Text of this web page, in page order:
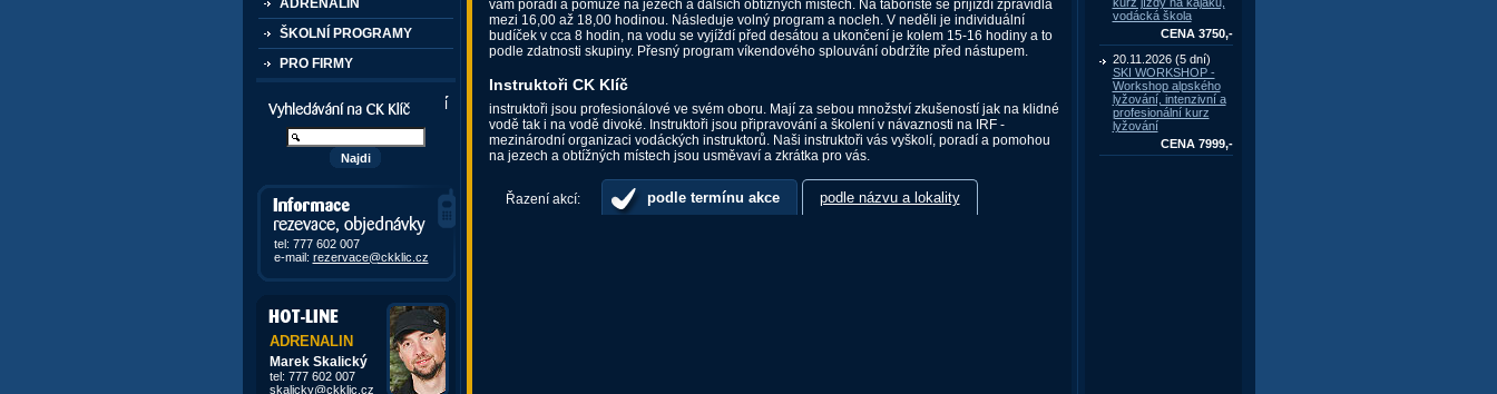
ADRENALIN
ŠKOLNÍ PROGRAMY
PRO FIRMY
Vyhledávání kurzů a akcí
Informace, rezervace,
objedávky
tel: 777 602 007
e-mail: rezervace@ckklic.cz
ADRENALIN
Marek Skalický
tel: 777 602 007
skalicky@ckklic.cz
vodácká škola
CENA 3750,-
20.11.2026 (5 dní)
SKI WORKSHOP -
Workshop alpského
lyžování, intenzivní a
profesionální kurz
lyžování
CENA 7999,-
vám poradí a pomůže na jezech a dalších obtížných místech. Na tábořiště se přijíždí zpravidla
mezi 16,00 až 18,00 hodinou. Následuje volný program a nocleh. V neděli je individuální
budíček v cca 8 hodin, na vodu se vyjíždí před desátou a ukončení je kolem 15-16 hodiny a to
podle zdatnosti skupiny. Přesný program víkendového splouvání obdržíte před nástupem.
Instruktoři CK Klíč
instruktoři jsou profesionálové ve svém oboru. Mají za sebou množství zkušeností jak na klidné
vodě tak i na vodě divoké. Instruktoři jsou připravování a školení v návaznosti na IRF -
mezinárodní organizaci vodáckých instruktorů. Naši instruktoři vás vyškolí, poradí a pomohou
na jezech a obtížných místech jsou usměvaví a zkrátka pro vás.
Řazení akcí: podle termínu akce podle názvu a lokality